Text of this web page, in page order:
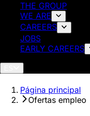
THE GROUP
WE ARE
CAREERS
JOBS
EARLY CAREERS
Página principal
Ofertas empleo